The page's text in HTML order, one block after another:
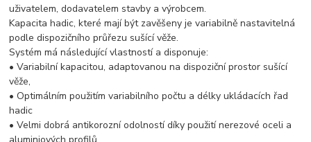
uživatelem, dodavatelem stavby a výrobcem.
Kapacita hadic, které mají být zavěšeny je variabilně nastavitelná
podle dispozičního průřezu sušící věže.
Systém má následující vlastností a disponuje:
• Variabilní kapacitou, adaptovanou na dispoziční prostor sušící
věže,
• Optimálním použitím variabilního počtu a délky ukládacích řad
hadic
• Velmi dobrá antikorozní odolností díky použití nerezové oceli a